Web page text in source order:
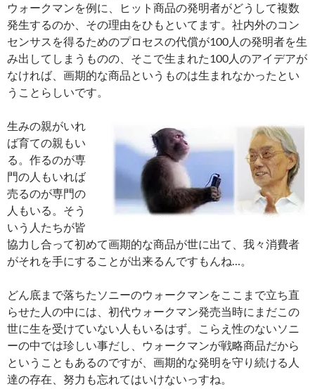
ウォークマンを例に、ヒット商品の発明者がどうして複数
発生するのか、その理由をひもといてます。社内外のコン
センサスを得るためのプロセスの代償が100人の発明者を生
み出してしまうものの、そこで生まれた100人のアイデアが
なければ、画期的な商品というものは生まれなかったとい
うことらしいです。
生みの親がいれ
ば育ての親もい
る。作るのが専
門の人もいれば
売るのが専門の
人もいる。そう
いう人たちが皆
協力し合って初めて画期的な商品が世に出て、我々消費者
がそれを手にすることが出来るんですもんね…。
どん底まで落ちたソニーのウォークマンをここまで立ち直
らせた人の中には、初代ウォークマン発売当時にまだこの
世に生を受けていない人もいるはず。こらえ性のないソニ
ーの中では珍しい事だし、ウォークマンが戦略商品だから
ということもあるのですが、画期的な発明を守り続ける人
達の存在、努力も忘れてはいけないっすね。